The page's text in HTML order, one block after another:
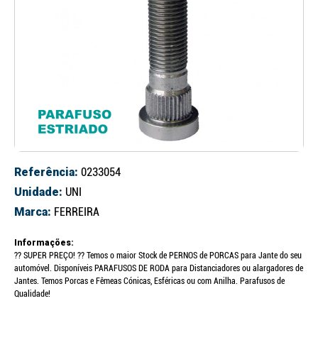
Referência: 0233054
Unidade: UNI
Marca: FERREIRA
Informações:
?? SUPER PREÇO! ?? Temos o maior Stock de PERNOS de PORCAS para Jante do seu
automóvel. Disponíveis PARAFUSOS DE RODA para Distanciadores ou alargadores de
Jantes. Temos Porcas e Fêmeas Cónicas, Esféricas ou com Anilha. Parafusos de
Qualidade!